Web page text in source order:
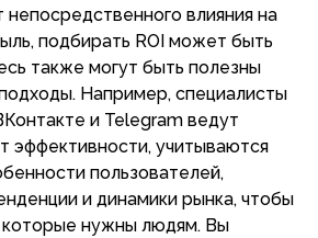
влияния на
подбирать ROI может быть
также могут быть полезны
Например, специалисты
и Telegram ведут
эффективности, учитываются
пользователей,
и динамики рынка, чтобы
которые нужны людям. Вы